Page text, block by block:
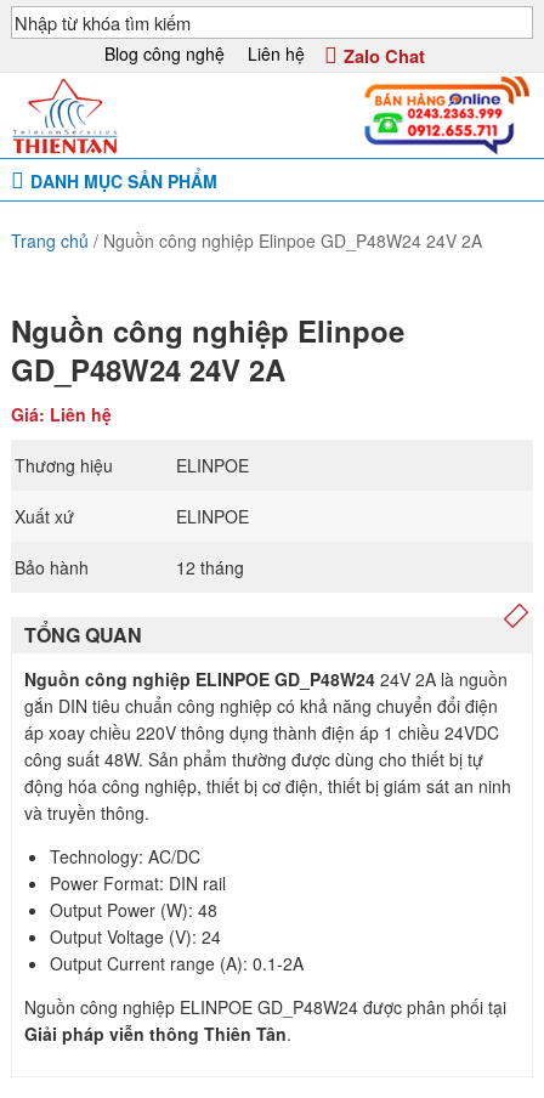
Blog công nghệ Liên hệ Zalo Chat
DANH MỤC SẢN PHẨM
Trang chủ / Nguồn công nghiệp Elinpoe GD_P48W24 24V 2A
Nguồn công nghiệp Elinpoe
GD_P48W24 24V 2A
Giá: Liên hệ
Thương hiệu ELINPOE
Xuất xứ ELINPOE
Bảo hành 12 tháng
TỔNG QUAN
Nguồn công nghiệp ELINPOE GD_P48W2424V 2A là nguồn
gắn DIN tiêu chuẩn công nghiệp có khả năng chuyển đổi điện
áp xoay chiều 220V thông dụng thành điện áp 1 chiều 24VDC
công suất 48W. Sản phẩm thường được dùng cho thiết bị tự
động hóa công nghiệp, thiết bị cơ điện, thiết bị giám sát an ninh
và truyền thông.
Technology: AC/DC
Power Format: DIN rail
Output Power (W): 48
Output Voltage (V): 24
Output Current range (A): 0.1-2A
Nguồn công nghiệp ELINPOE GD_P48W24 được phân phối tại
Giải pháp viễn thông Thiên Tân.